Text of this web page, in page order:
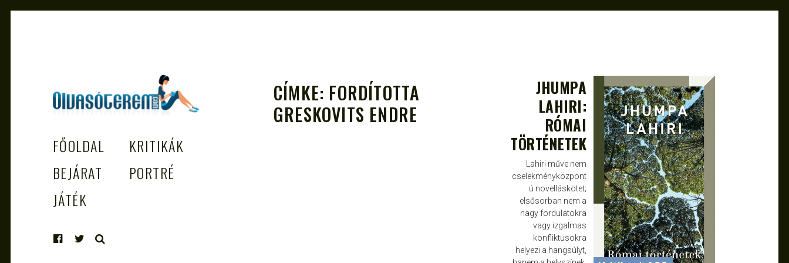
EGÉSZSÉGES OLVASÁS TÁMOGATÓJA
FŐOLDAL
KRITIKÁK
BEJÁRAT
PORTRÉ
JÁTÉK
CÍMKE: FORDÍTOTTA
GRESKOVITS ENDRE
SZILÁGYI BEA
AUG 8, 2025
JHUMPA
LAHIRI:
RÓMAI
TÖRTÉNETEK
Lahiri műve nem
cselekményközpont
ú novelláskötet;
elsősorban nem a
nagy fordulatokra
vagy izgalmas
konfliktusokra
helyezi a hangsúlyt,